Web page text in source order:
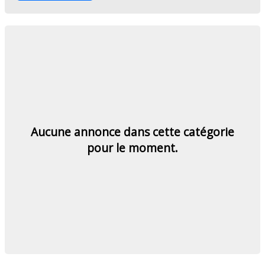
Aucune annonce dans cette catégorie
pour le moment.